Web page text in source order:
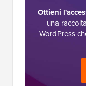
Ottieni
- una
WordPress